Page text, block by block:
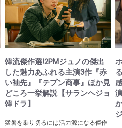
韓流傑作選!2PMジュノの傑出
した魅力あふれる主演3作『赤
い袖先』『テプン商事』ほか見
どころ一挙解説【サランヘジョ
韓ドラ】
猛暑を乗り切るには活力源になる傑作